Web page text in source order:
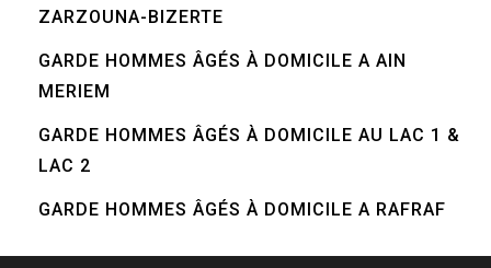
ZARZOUNA-BIZERTE
GARDE HOMMES ÂGÉS À DOMICILE A AIN
MERIEM
GARDE HOMMES ÂGÉS À DOMICILE AU LAC 1 &
LAC 2
GARDE HOMMES ÂGÉS À DOMICILE A RAFRAF